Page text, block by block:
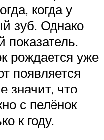
когда у
зуб. Однако
показатель.
рождается уже
появляется
значит, что
с пелёнок
к году.